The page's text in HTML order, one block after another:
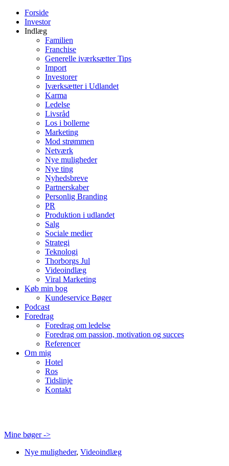
Forside
Investor
Indlæg
Familien
Franchise
Generelle iværksætter Tips
Import
Investorer
Iværksætter i Udlandet
Karma
Ledelse
Livsråd
Los i bollerne
Marketing
Mod strømmen
Netværk
Nye muligheder
Nye ting
Nyhedsbreve
Partnerskaber
Personlig Branding
PR
Produktion i udlandet
Salg
Sociale medier
Strategi
Teknologi
Thorborgs Jul
Videoindlæg
Viral Marketing
Køb min bog
Kundeservice Bøger
Podcast
Foredrag
Foredrag om ledelse
Foredrag om passion, motivation og succes
Referencer
Om mig
Hotel
Ros
Tidslinje
Kontakt
Mine bøger ->
Nye muligheder, Videoindlæg